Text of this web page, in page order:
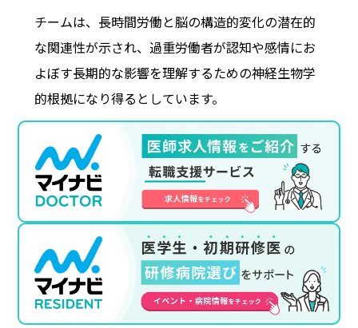
チームは、長時間労働と脳の構造的変化の潜在的
な関連性が示され、過重労働者が認知や感情にお
よぼす長期的な影響を理解するための神経生物学
的根拠になり得るとしています。